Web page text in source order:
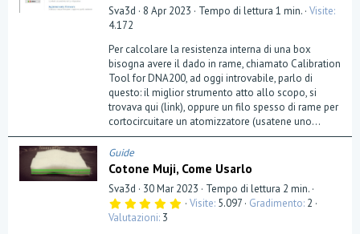
Sva3d 8 Apr 2023 Tempo di lettura 1 min. Visite
4.172
Per calcolare la resistenza interna di una box
bisogna avere il dado in rame, chiamato Calibration
Tool for DNA200, ad oggi introvabile, parlo di
questo: il miglior strumento atto allo scopo, si
trovava qui (link), oppure un filo spesso di rame per
cortocircuitare un atomizzatore (usatene uno...
Guide
Cotone Muji, Come Usarlo
Sva3d 30 Mar 2023
Tempo di lettura 2 min.
5 Visite 5.097 Gradimento 2
Valutazioni 3